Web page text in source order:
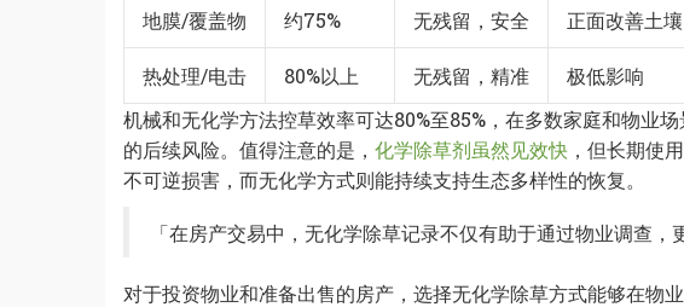
地膜/覆盖物 约75% 无残留，安全 正面改善土壤
热处理/电击 80%以上 无残留，精准 极低影响
机械和无化学方法控草效率可达80%至85%，在多数家庭和物业
的后续风险。值得注意的是， 化学除草剂虽然见效快 ，但长期使
不可逆损害，而无化学方式则能持续支持生态多样性的恢复。
「在房产交易中，无化学除草记录不仅有助于通过物业调查
对于投资物业和准备出售的房产，选择无化学除草方式能够在物